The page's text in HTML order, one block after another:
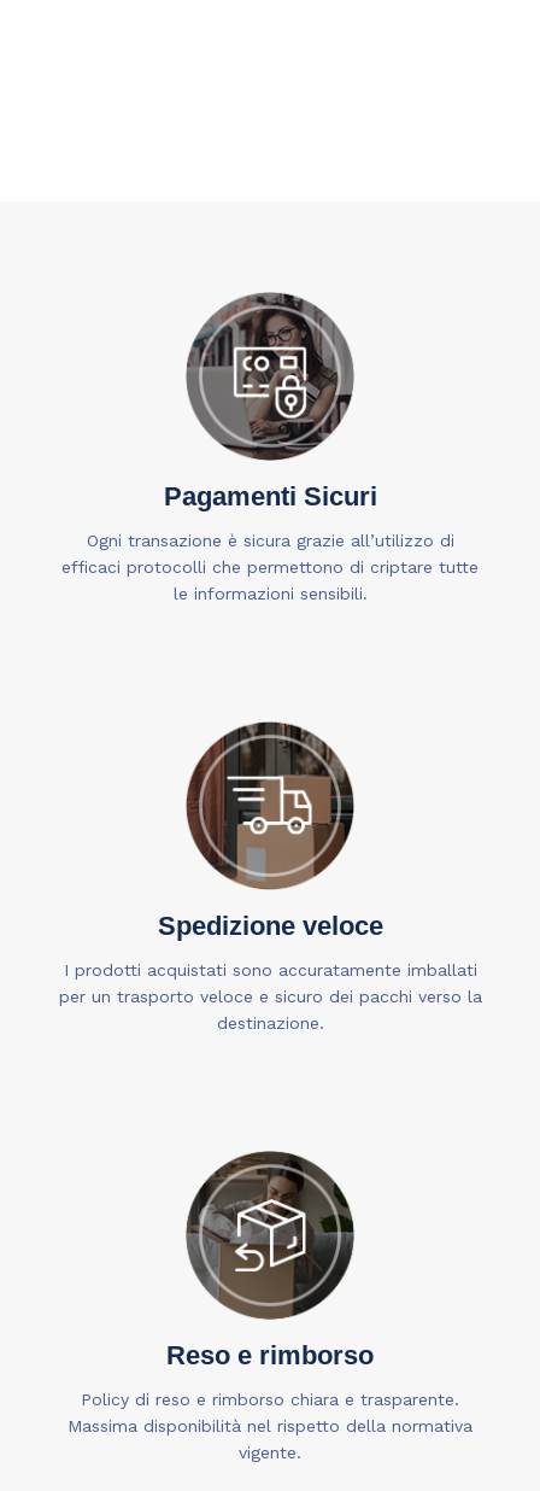
Pagamenti Sicuri
Ogni transazione è sicura grazie all’utilizzo di
efficaci protocolli che permettono di criptare tutte
le informazioni sensibili.
Spedizione veloce
I prodotti acquistati sono accuratamente imballati
per un trasporto veloce e sicuro dei pacchi verso la
destinazione.
Reso e rimborso
Policy di reso e rimborso chiara e trasparente.
Massima disponibilità nel rispetto della normativa
vigente.